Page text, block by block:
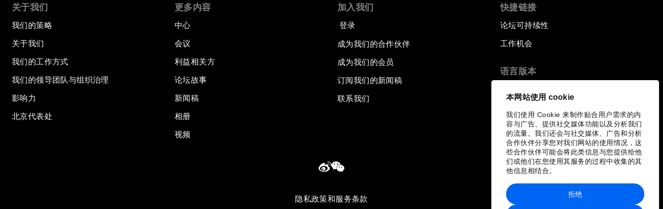
本网站使用 cookie
我们使用 Cookie 来制作贴合用户需求的内
容与广告、提供社交媒体功能以及分析我们
的流量。我们还会与社交媒体、广告和分析
合作伙伴分享您对我们网站的使用情况，这
些合作伙伴可能会将此类信息与您提供给他
们或他们在您使用其服务的过程中收集的其
他信息相结合。
拒绝
关于我们
我们的策略
关于我们
我们的工作方式
我们的领导团队与组织治理
影响力
北京代表处
更多内容
中心
会议
利益相关方
论坛故事
新闻稿
相册
视频
加入我们
登录
成为我们的合作伙伴
成为我们的会员
订阅我们的新闻稿
联系我们
快捷链接
论坛可持续性
工作机会
语言版本
隐私政策和服务条款